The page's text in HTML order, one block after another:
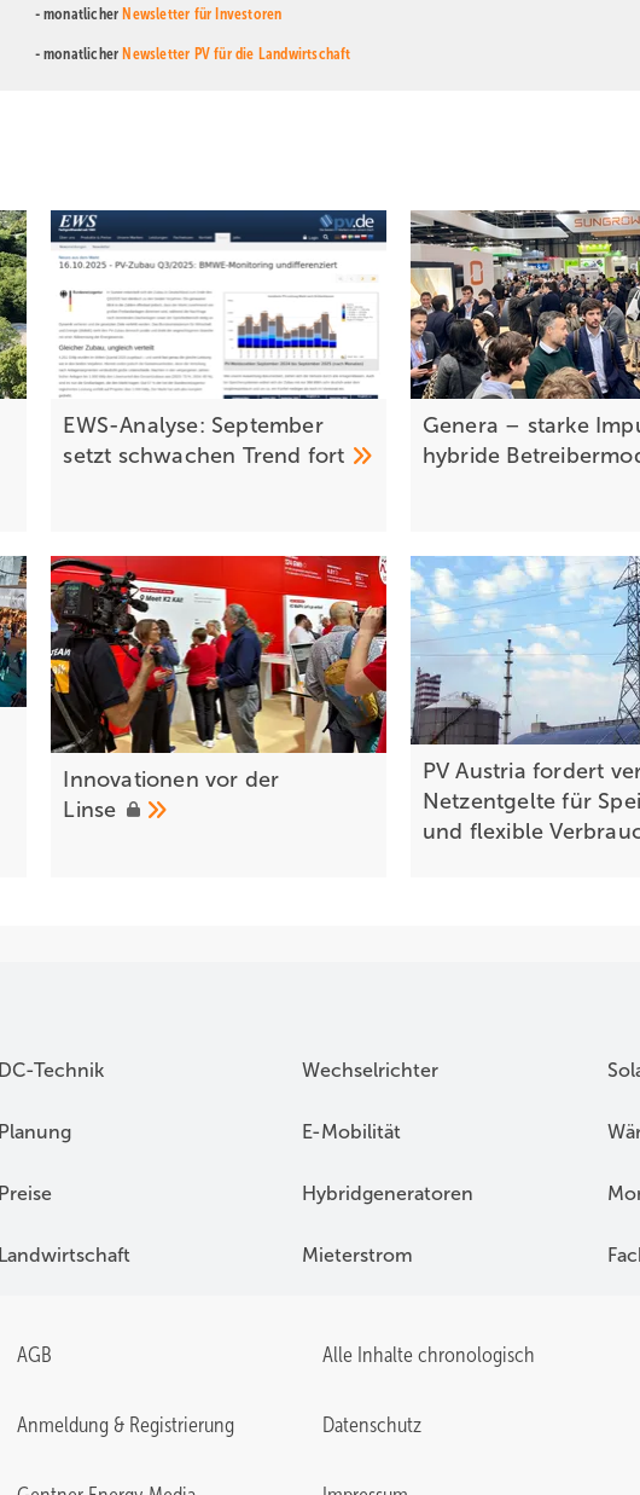
- monatlicher Newsletter für Investoren
- monatlicher Newsletter PV für die Landwirtschaft
EWS-Analyse: September
setzt schwachen Trend fort
Genera – starke
hybride
Innovati on en vor der
Linse
PV Austria fordert
Netzentgelte für
und flexible
DC-Technik Wechselrichter
Planung E-Mobilität
Preise Hybridgeneratoren
Landwirtschaft Mieterstrom
AGB Alle Inhalte chronologisch
Anmeldung & Registrierung Datenschutz